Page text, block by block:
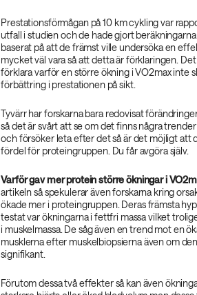
Prestationsförmågan på 10 km cykling var
utfall i studien och de hade gjort
baserat på att de främst ville undersöka en
mycket väl vara så att detta är förklaringen.
förklara varför en större ökning i VO2max inte
förbättring i prestationen på sikt.
Tyvärr har forskarna bara redovisat
så det är svårt att se om det finns några
och försöker leta efter det så är det möjligt att
fördel för proteingruppen. Du får avgöra själv.
Varför gav mer protein större ökningar i
artikeln så spekulerar även forskarna kring
ökade mer i proteingruppen. Deras främsta
testat var ökningarna i fettfri massa vilket
i muskelmassa. De såg även en trend mot en
musklerna efter muskelbiopsierna även om
signifikant.
Förutom dessa två effekter så kan även